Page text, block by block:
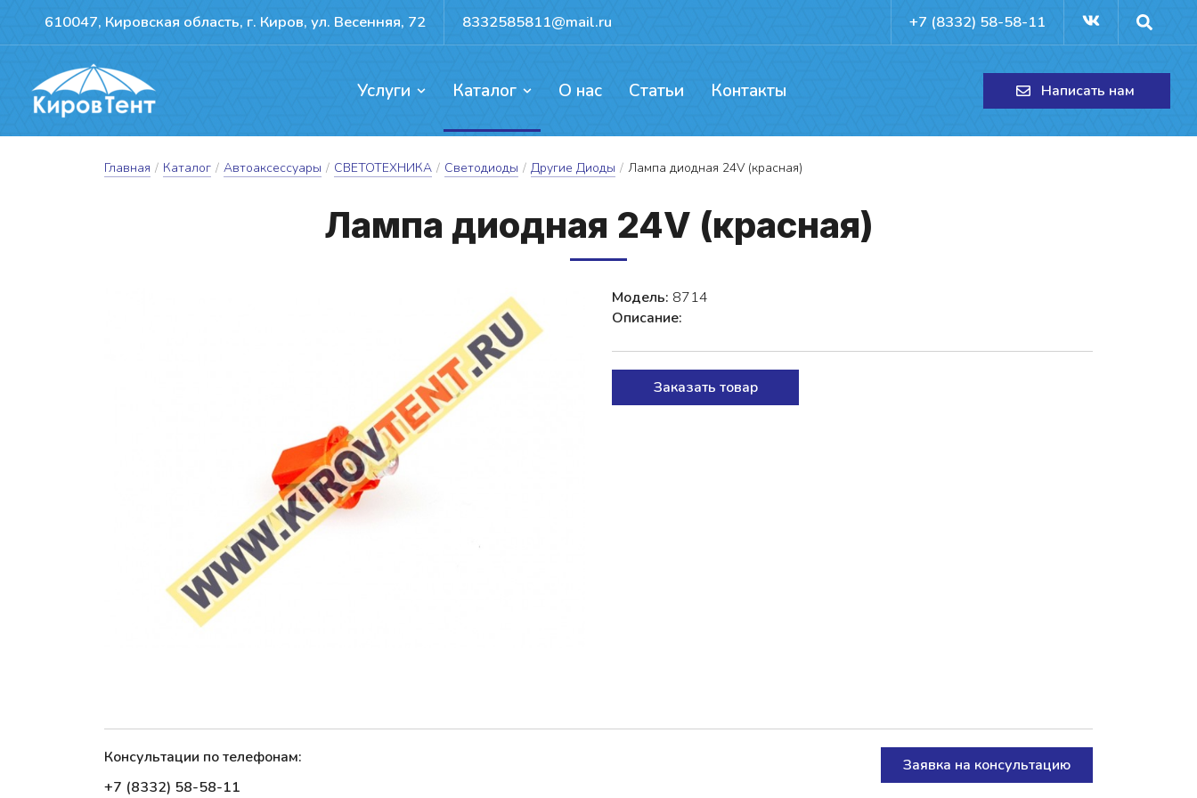
610047, Кировская область, г. Киров, ул. Весенняя, 72 8332585811@mail.ru +7 (8332) 58-58-11
Услуги Каталог О нас Статьи Контакты Написать нам
Главная / Каталог / Автоаксессуары / СВЕТОТЕХНИКА / Светодиоды / Другие Диоды / Лампа диодная 24V (красная)
Лам­па ди­од­ная 24V (крас­ная)
Модель: 8714
Описание:
Заказать товар
Консультации по телефонам:
+7 (8332) 58-58-11
Заявка на консультацию